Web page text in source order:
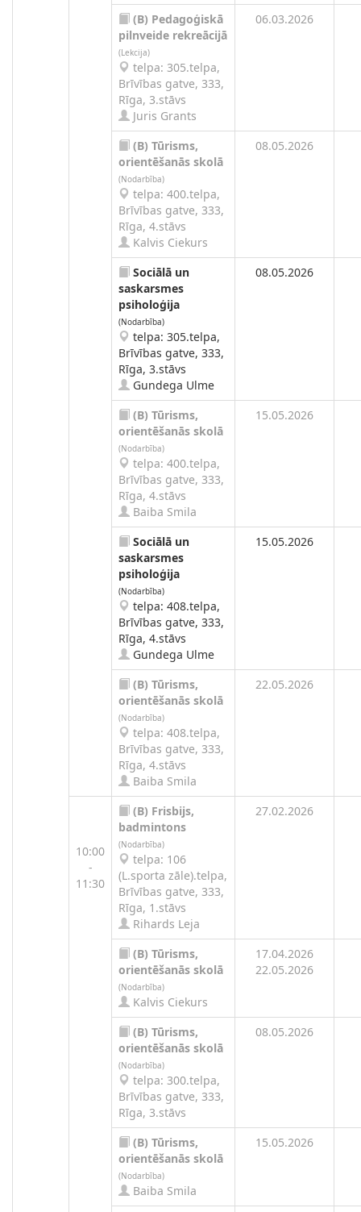
(B) Pedagoģiskā
pilnveide rekreācijā
(Lekcija)
telpa: 305.telpa,
Brīvības gatve, 333,
Rīga, 3.stāvs
Juris Grants
06.03.2026
(B) Tūrisms,
orientēšanās skolā
(Nodarbība)
telpa: 400.telpa,
Brīvības gatve, 333,
Rīga, 4.stāvs
Kalvis Ciekurs
08.05.2026
Sociālā un
saskarsmes
psiholoģija
(Nodarbība)
telpa: 305.telpa,
Brīvības gatve, 333,
Rīga, 3.stāvs
Gundega Ulme
08.05.2026
(B) Tūrisms,
orientēšanās skolā
(Nodarbība)
telpa: 400.telpa,
Brīvības gatve, 333,
Rīga, 4.stāvs
Baiba Smila
15.05.2026
Sociālā un
saskarsmes
psiholoģija
(Nodarbība)
telpa: 408.telpa,
Brīvības gatve, 333,
Rīga, 4.stāvs
Gundega Ulme
15.05.2026
(B) Tūrisms,
orientēšanās skolā
(Nodarbība)
telpa: 408.telpa,
Brīvības gatve, 333,
Rīga, 4.stāvs
Baiba Smila
22.05.2026
10:00
-
11:30
(B) Frisbijs,
badmintons
(Nodarbība)
telpa: 106
(L.sporta zāle).telpa,
Brīvības gatve, 333,
Rīga, 1.stāvs
Rihards Leja
27.02.2026
(B) Tūrisms,
orientēšanās skolā
(Nodarbība)
Kalvis Ciekurs
17.04.2026
22.05.2026
(B) Tūrisms,
orientēšanās skolā
(Nodarbība)
telpa: 300.telpa,
Brīvības gatve, 333,
Rīga, 3.stāvs
08.05.2026
(B) Tūrisms,
orientēšanās skolā
(Nodarbība)
Baiba Smila
15.05.2026